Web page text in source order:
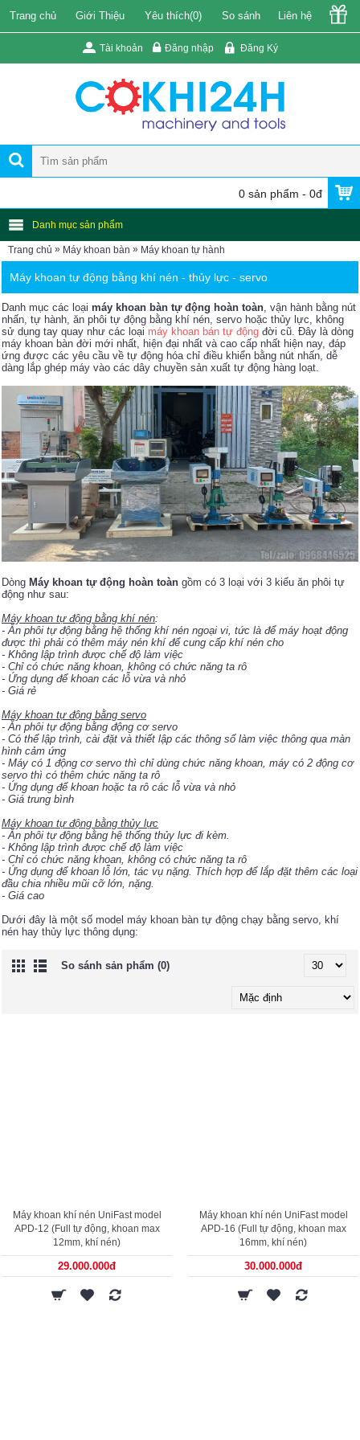
Trang chủ Giới Thiệu Yêu thích(0) So sánh Liên hệ
Tài khoản Đăng nhập Đăng Ký
0 sản phẩm - 0đ
Danh mục sản phẩm
Trang chủ » Máy khoan bàn » Máy khoan tự hành
Máy khoan tự động bằng khí nén - thủy lực - servo
Danh mục các loại máy khoan bàn tự động hoàn toàn, vận hành bằng nút
nhấn, tự hành, ăn phôi tự động bằng khí nén, servo hoặc thủy lực, không
sử dụng tay quay như các loại máy khoan bán tự động đời cũ. Đây là dòng
máy khoan bàn đời mới nhất, hiện đại nhất và cao cấp nhất hiện nay, đáp
ứng được các yêu cầu về tự động hóa chỉ điều khiển bằng nút nhấn, dễ
dàng lắp ghép máy vào các dây chuyền sản xuất tự động hàng loạt.
Dòng Máy khoan tự động hoàn toàn gồm có 3 loại với 3 kiểu ăn phôi tự
động như sau:
Máy khoan tự động bằng khí nén:
- Ăn phôi tự động bằng hệ thống khí nén ngoại vi, tức là để máy hoạt động
được thì phải có thêm máy nén khí để cung cấp khí nén cho
- Không lập trình được chế độ làm việc
- Chỉ có chức năng khoan, không có chức năng ta rô
- Ứng dụng để khoan các lỗ vừa và nhỏ
- Giá rẻ
Máy khoan tự động bằng servo
- Ăn phôi tự động bằng động cơ servo
- Có thể lập trình, cài đặt và thiết lập các thông số làm việc thông qua màn
hình cảm ứng
- Máy có 1 động cơ servo thì chỉ dùng chức năng khoan, máy có 2 động cơ
servo thì có thêm chức năng ta rô
- Ứng dụng để khoan hoặc ta rô các lỗ vừa và nhỏ
- Giá trung bình
Máy khoan tự động bằng thủy lực
- Ăn phôi tự động bằng hệ thống thủy lực đi kèm.
- Không lập trình được chế độ làm việc
- Chỉ có chức năng khoan, không có chức năng ta rô
- Ứng dụng để khoan lỗ lớn, tác vụ nặng. Thích hợp để lắp đặt thêm các loại
đầu chia nhiều mũi cỡ lớn, nặng.
- Giá cao
Dưới đây là một số model máy khoan bàn tự động chạy bằng servo, khí
nén hay thủy lực thông dụng:
So sánh sản phẩm (0)
Máy khoan khí nén UniFast model
APD-12 (Full tự động, khoan max
12mm, khí nén)
29.000.000đ
Máy khoan khí nén UniFast model
APD-16 (Full tự động, khoan max
16mm, khí nén)
30.000.000đ